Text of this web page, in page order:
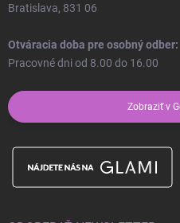
Bratislava, 831 06
Otváracia doba pre osobný odber:
Pracovné dni od 8.00 do 16.00
Zobraziť v